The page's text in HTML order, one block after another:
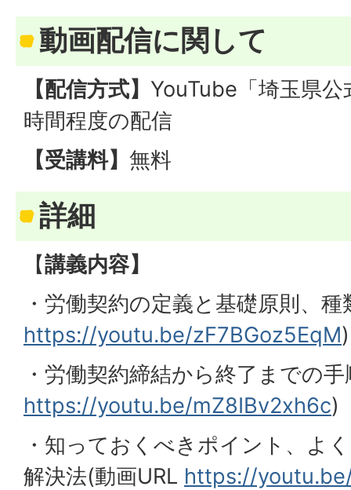
動画配信に関して
【配信方式】 YouTube「埼玉県
時間程度の配信
【受講料】 無料
詳細
【講義内容】
・労働契約の定義と基礎原則、
https://youtu.be/zF7BGoz5EqM)
・労働契約締結から終了までの
https://youtu.be/mZ8IBv2xh6c)
・知っておくべきポイント、よ
解決法(動画URL https://